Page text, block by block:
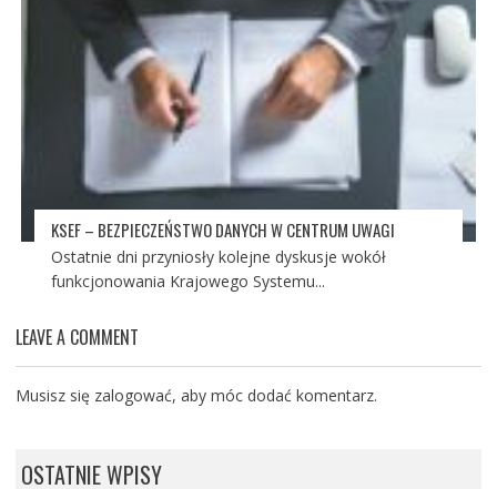
KSEF – BEZPIECZEŃSTWO DANYCH W CENTRUM UWAGI
Ostatnie dni przyniosły kolejne dyskusje wokół
funkcjonowania Krajowego Systemu...
LEAVE A COMMENT
Musisz się zalogować, aby móc dodać komentarz.
OSTATNIE WPISY